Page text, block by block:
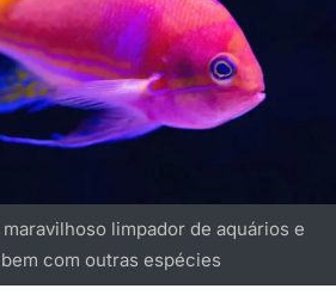
limpador de aquários e
com outras espécies